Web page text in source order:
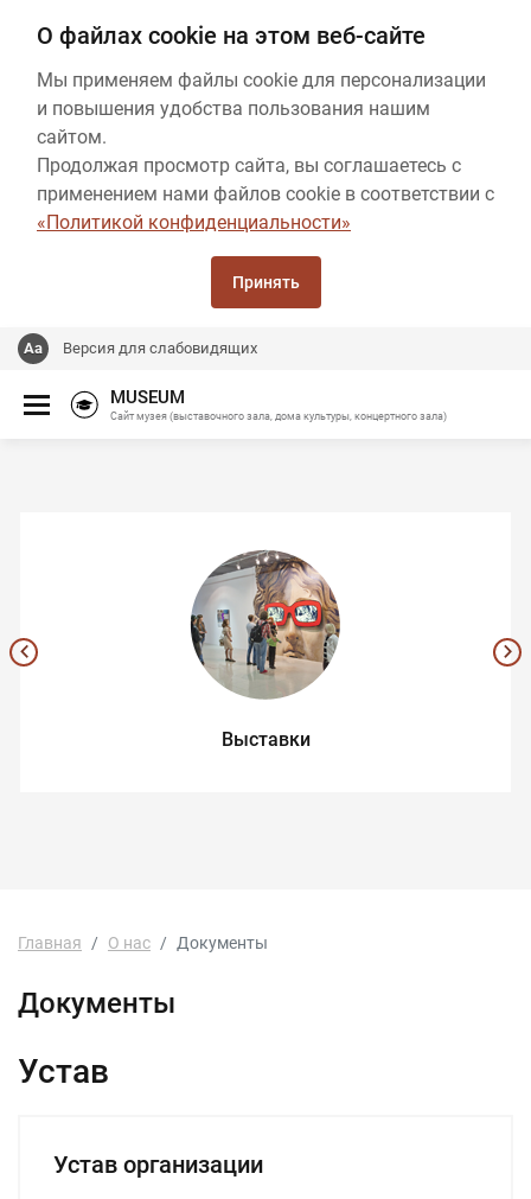
О файлах cookie на этом веб-сайте
Мы применяем файлы cookie для персонализации
и повышения удобства пользования нашим
сайтом.
Продолжая просмотр сайта, вы соглашаетесь с
применением нами файлов cookie в соответствии с
«Политикой конфиденциальности»
Принять
Версия для слабовидящих
MUSEUM
Сайт музея (выставочного зала, дома культуры, концертного зала)
Выставки
Главная О нас Документы
Документы
Устав
Устав организации